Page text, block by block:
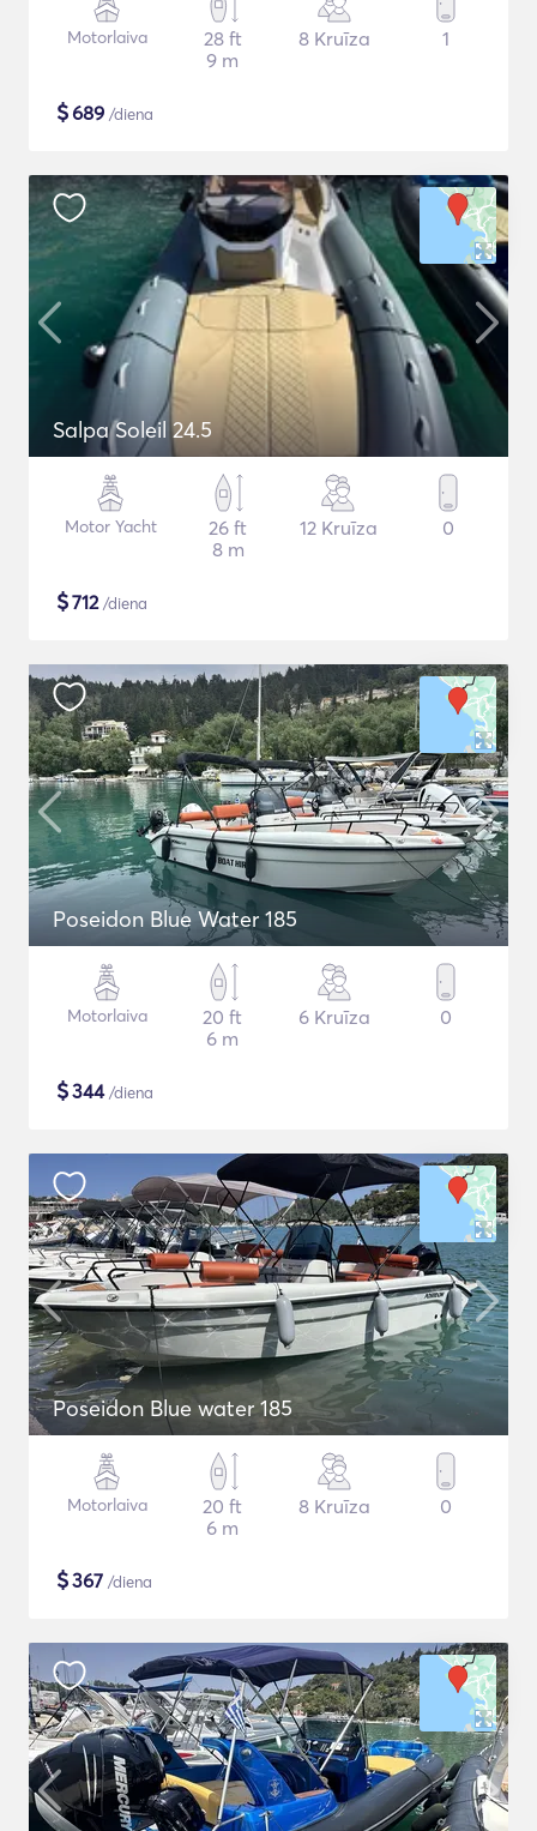
Motorlaiva
28 ft
9 m
8 Kruīza 1
$689 /diena
Salpa Soleil 24.5
Motor Yacht
26 ft
8 m
12 Kruīza 0
$712/diena
Poseidon Blue Water 185
Motorlaiva
20 ft
6 m
6 Kruīza 0
$344/diena
Poseidon Blue water 185
Motorlaiva
20 ft
6 m
8 Kruīza 0
$367 /diena